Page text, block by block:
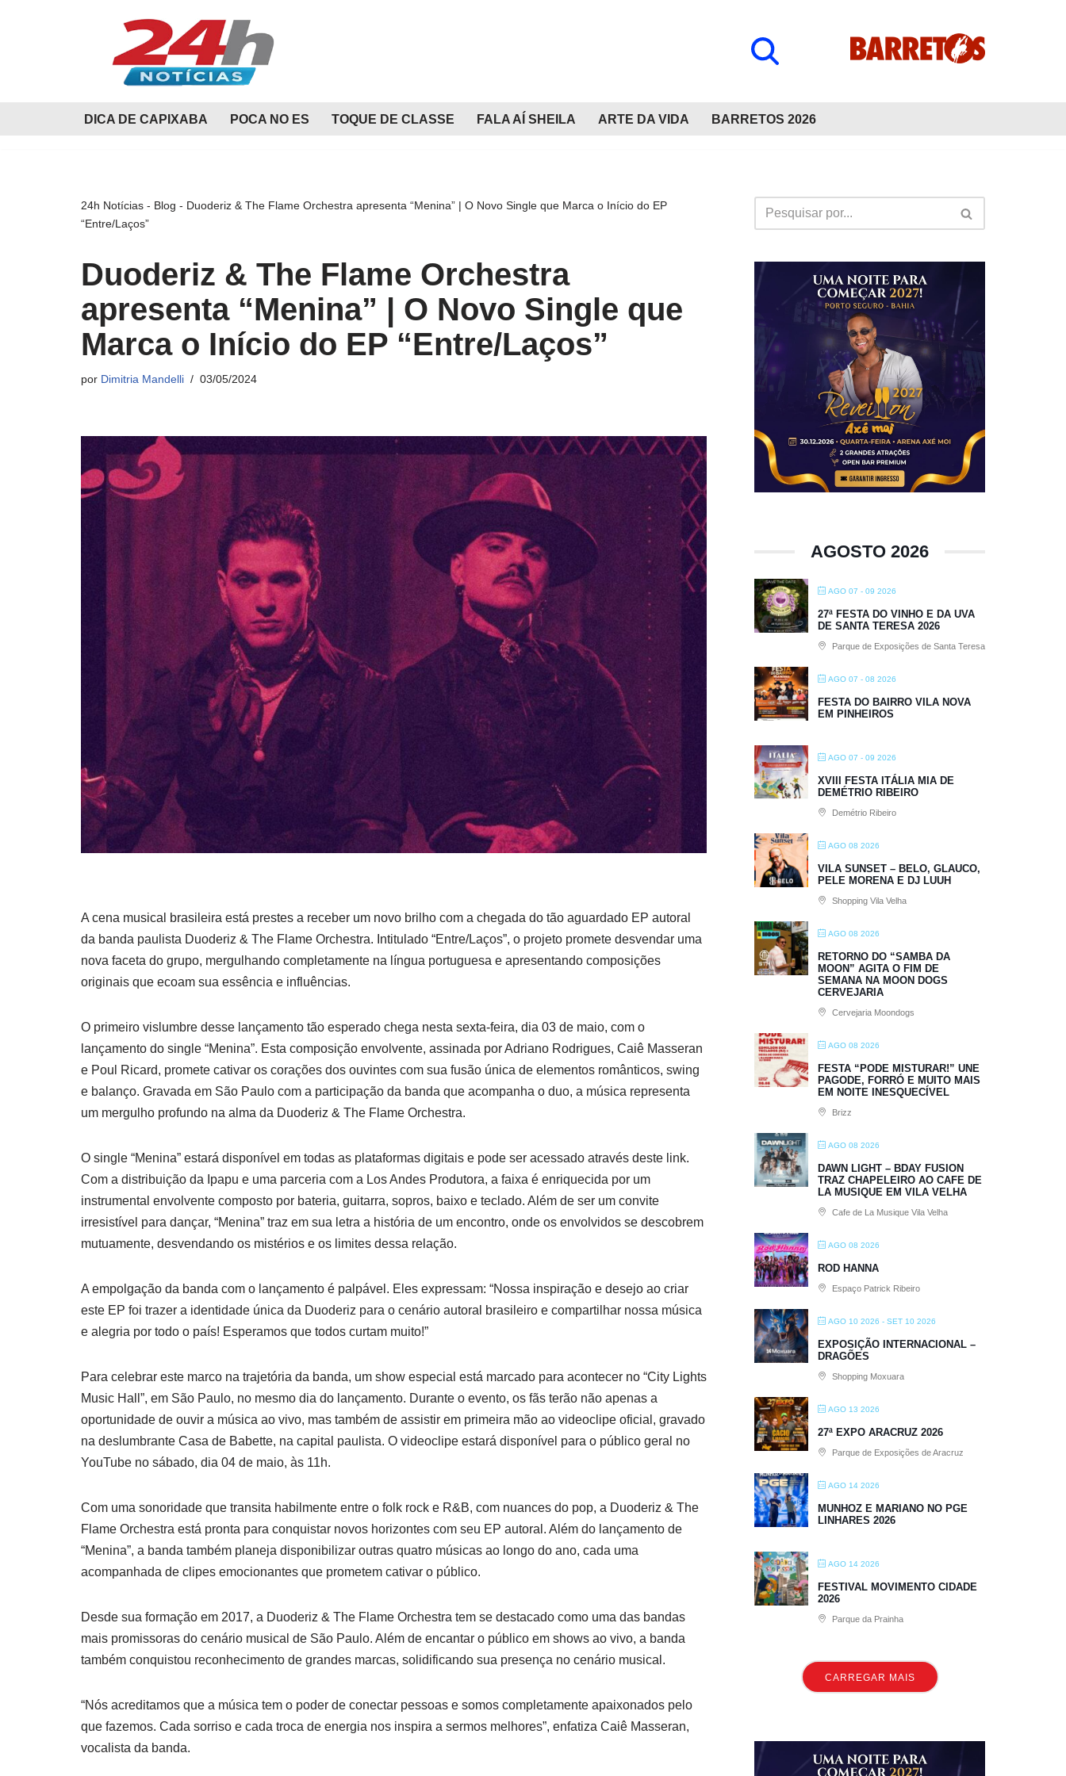
DICA DE CAPIXABA
POCA NO ES TOQUE DE CLASSE FALA AÍ SHEILA ARTE DA VIDA BARRETOS 2026
24h Notícias - Blog - Duoderiz & The Flame Orchestra apresenta “Menina” | O Novo Single que Marca o Início do EP
“Entre/Laços”
Duoderiz & The Flame Orchestra
apresenta “Menina” | O Novo Single que
Marca o Início do EP “Entre/Laços”
por Dimitria Mandelli 03/05/2024
A cena musical brasileira está prestes a receber um novo brilho com a chegada do tão aguardado EP autoral
da banda paulista Duoderiz & The Flame Orchestra. Intitulado “Entre/Laços”, o projeto promete desvendar uma
nova faceta do grupo, mergulhando completamente na língua portuguesa e apresentando composições
originais que ecoam sua essência e influências.
O primeiro vislumbre desse lançamento tão esperado chega nesta sexta-feira, dia 03 de maio, com o
lançamento do single “Menina”. Esta composição envolvente, assinada por Adriano Rodrigues, Caiê Masseran
e Poul Ricard, promete cativar os corações dos ouvintes com sua fusão única de elementos românticos, swing
e balanço. Gravada em São Paulo com a participação da banda que acompanha o duo, a música representa
um mergulho profundo na alma da Duoderiz & The Flame Orchestra.
O single “Menina” estará disponível em todas as plataformas digitais e pode ser acessado através deste link.
Com a distribuição da Ipapu e uma parceria com a Los Andes Produtora, a faixa é enriquecida por um
instrumental envolvente composto por bateria, guitarra, sopros, baixo e teclado. Além de ser um convite
irresistível para dançar, “Menina” traz em sua letra a história de um encontro, onde os envolvidos se descobrem
mutuamente, desvendando os mistérios e os limites dessa relação.
A empolgação da banda com o lançamento é palpável. Eles expressam: “Nossa inspiração e desejo ao criar
este EP foi trazer a identidade única da Duoderiz para o cenário autoral brasileiro e compartilhar nossa música
e alegria por todo o país! Esperamos que todos curtam muito!”
Para celebrar este marco na trajetória da banda, um show especial está marcado para acontecer no “City Lights
Music Hall”, em São Paulo, no mesmo dia do lançamento. Durante o evento, os fãs terão não apenas a
oportunidade de ouvir a música ao vivo, mas também de assistir em primeira mão ao videoclipe oficial, gravado
na deslumbrante Casa de Babette, na capital paulista. O videoclipe estará disponível para o público geral no
YouTube no sábado, dia 04 de maio, às 11h.
Com uma sonoridade que transita habilmente entre o folk rock e R&B, com nuances do pop, a Duoderiz & The
Flame Orchestra está pronta para conquistar novos horizontes com seu EP autoral. Além do lançamento de
“Menina”, a banda também planeja disponibilizar outras quatro músicas ao longo do ano, cada uma
acompanhada de clipes emocionantes que prometem cativar o público.
Desde sua formação em 2017, a Duoderiz & The Flame Orchestra tem se destacado como uma das bandas
mais promissoras do cenário musical de São Paulo. Além de encantar o público em shows ao vivo, a banda
também conquistou reconhecimento de grandes marcas, solidificando sua presença no cenário musical.
“Nós acreditamos que a música tem o poder de conectar pessoas e somos completamente apaixonados pelo
que fazemos. Cada sorriso e cada troca de energia nos inspira a sermos melhores”, enfatiza Caiê Masseran,
vocalista da banda.
AGOSTO 2026
AGO 07 - 09 2026
27ª FESTA DO VINHO E DA UVA
DE SANTA TERESA 2026
Parque de Exposições de Santa Teresa
AGO 07 - 08 2026
FESTA DO BAIRRO VILA NOVA
EM PINHEIROS
AGO 07 - 09 2026
XVIII FESTA ITÁLIA MIA DE
DEMÉTRIO RIBEIRO
Demétrio Ribeiro
AGO 08 2026
VILA SUNSET – BELO, GLAUCO,
PELE MORENA E DJ LUUH
Shopping Vila Velha
AGO 08 2026
RETORNO DO “SAMBA DA
MOON” AGITA O FIM DE
SEMANA NA MOON DOGS
CERVEJARIA
Cervejaria Moondogs
AGO 08 2026
FESTA “PODE MISTURAR!” UNE
PAGODE, FORRÓ E MUITO MAIS
EM NOITE INESQUECÍVEL
Brizz
AGO 08 2026
DAWN LIGHT – BDAY FUSION
TRAZ CHAPELEIRO AO CAFE DE
LA MUSIQUE EM VILA VELHA
Cafe de La Musique Vila Velha
AGO 08 2026
ROD HANNA
Espaço Patrick Ribeiro
AGO 10 2026 - SET 10 2026
EXPOSIÇÃO INTERNACIONAL –
DRAGÕES
Shopping Moxuara
AGO 13 2026
27ª EXPO ARACRUZ 2026
Parque de Exposições de Aracruz
AGO 14 2026
MUNHOZ E MARIANO NO PGE
LINHARES 2026
AGO 14 2026
FESTIVAL MOVIMENTO CIDADE
2026
Parque da Prainha
CARREGAR MAIS